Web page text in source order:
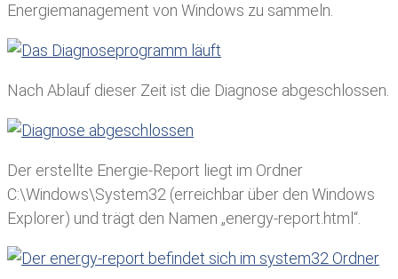
Energiemanagement von Windows zu sammeln.
Nach Ablauf dieser Zeit ist die Diagnose abgeschlossen.
Der erstellte Energie-Report liegt im Ordner
C:\Windows\System32 (erreichbar über den Windows
Explorer) und trägt den Namen „energy-report.html“.